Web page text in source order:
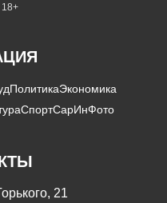
ПолитикаЭкономика
СпортСарИнФото
21